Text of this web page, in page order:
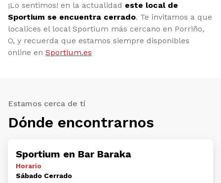
¡Lo sentimos! en la actualidad este local de
Sportium se encuentra cerrado. Te invitamos a que
localices el local Sportium más cercano en Porriño,
O, y recuerda que estamos siempre disponibles
online en Sportium.es
Estamos cerca de tí
Dónde encontrarnos
Sportium en Bar Baraka
Horario
Sábado Cerrado